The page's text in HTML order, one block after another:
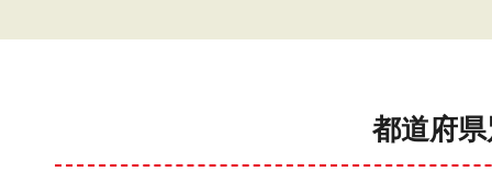
都道府